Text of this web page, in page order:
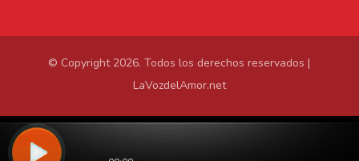
© Copyright 2026. Todos los derechos reservados |
LaVozdelAmor.net
Protección de Datos
Desarrollado por